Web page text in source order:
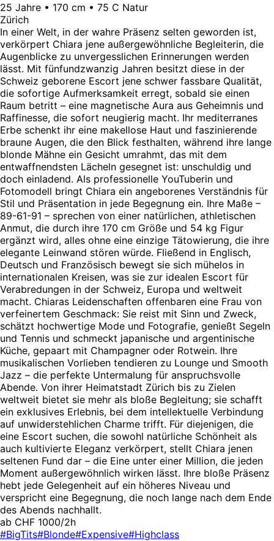
25 Jahre • 170 cm • 75 C Natur
Zürich
In einer Welt, in der wahre Präsenz selten geworden ist,
verkörpert Chiara jene außergewöhnliche Begleiterin, die
Augenblicke zu unvergesslichen Erinnerungen werden
lässt. Mit fünfundzwanzig Jahren besitzt diese in der
Schweiz geborene Escort jene schwer fassbare Qualität,
die sofortige Aufmerksamkeit erregt, sobald sie einen
Raum betritt – eine magnetische Aura aus Geheimnis und
Raffinesse, die sofort neugierig macht. Ihr mediterranes
Erbe schenkt ihr eine makellose Haut und faszinierende
braune Augen, die den Blick festhalten, während ihre lange
blonde Mähne ein Gesicht umrahmt, das mit dem
entwaffnendsten Lächeln gesegnet ist: unschuldig und
doch einladend. Als professionelle YouTuberin und
Fotomodell bringt Chiara ein angeborenes Verständnis für
Stil und Präsentation in jede Begegnung ein. Ihre Maße –
89-61-91 – sprechen von einer natürlichen, athletischen
Anmut, die durch ihre 170 cm Größe und 54 kg Figur
ergänzt wird, alles ohne eine einzige Tätowierung, die ihre
elegante Leinwand stören würde. Fließend in Englisch,
Deutsch und Französisch bewegt sie sich mühelos in
internationalen Kreisen, was sie zur idealen Escort für
Verabredungen in der Schweiz, Europa und weltweit
macht. Chiaras Leidenschaften offenbaren eine Frau von
verfeinertem Geschmack: Sie reist mit Sinn und Zweck,
schätzt hochwertige Mode und Fotografie, genießt Segeln
und Tennis und schmeckt japanische und argentinische
Küche, gepaart mit Champagner oder Rotwein. Ihre
musikalischen Vorlieben tendieren zu Lounge und Smooth
Jazz – die perfekte Untermalung für anspruchsvolle
Abende. Von ihrer Heimatstadt Zürich bis zu Zielen
weltweit bietet sie mehr als bloße Begleitung; sie schafft
ein exklusives Erlebnis, bei dem intellektuelle Verbindung
auf unwiderstehlichen Charme trifft. Für diejenigen, die
eine Escort suchen, die sowohl natürliche Schönheit als
auch kultivierte Eleganz verkörpert, stellt Chiara jenen
seltenen Fund dar – die Eine unter einer Million, die jeden
Moment außergewöhnlich wirken lässt. Ihre bloße Präsenz
hebt jede Gelegenheit auf ein höheres Niveau und
verspricht eine Begegnung, die noch lange nach dem Ende
des Abends nachhallt.
ab CHF 1000/2h
#BigTits#Blonde#Expensive#Highclass